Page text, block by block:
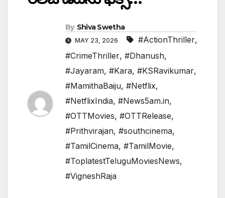
By Shiva Swetha
MAY 23, 2026 #ActionThriller,
#CrimeThriller, #Dhanush,
#Jayaram, #Kara, #KSRavikumar,
#MamithaBaiju, #Netflix,
#NetflixIndia, #News5am.in,
#OTTMovies, #OTTRelease,
#Prithvirajan, #southcinema,
#TamilCinema, #TamilMovie,
#ToplatestTeluguMoviesNews,
#VigneshRaja